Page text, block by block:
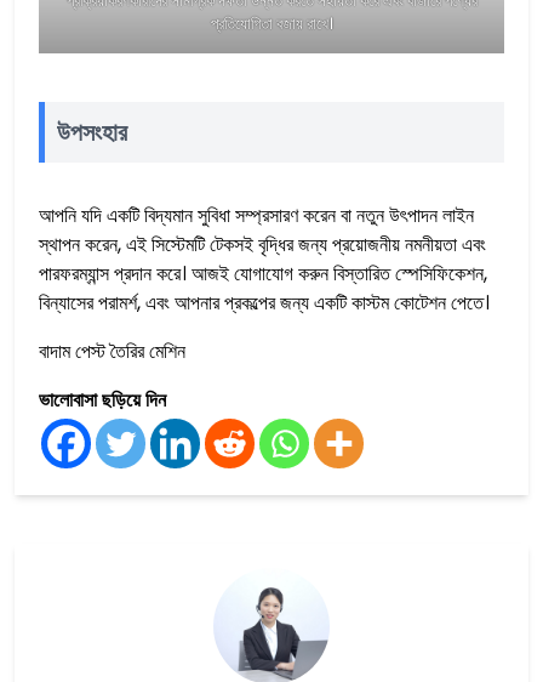
প্রতিযোগিতা বজায় রাখে।
উপসংহার
আপনি যদি একটি বিদ্যমান সুবিধা সম্প্রসারণ করেন বা নতুন উৎপাদন লাইন
স্থাপন করেন, এই সিস্টেমটি টেকসই বৃদ্ধির জন্য প্রয়োজনীয় নমনীয়তা এবং
পারফরম্যান্স প্রদান করে। আজই যোগাযোগ করুন বিস্তারিত স্পেসিফিকেশন,
বিন্যাসের পরামর্শ, এবং আপনার প্রকল্পের জন্য একটি কাস্টম কোটেশন পেতে।
বাদাম পেস্ট তৈরির মেশিন
ভালোবাসা ছড়িয়ে দিন